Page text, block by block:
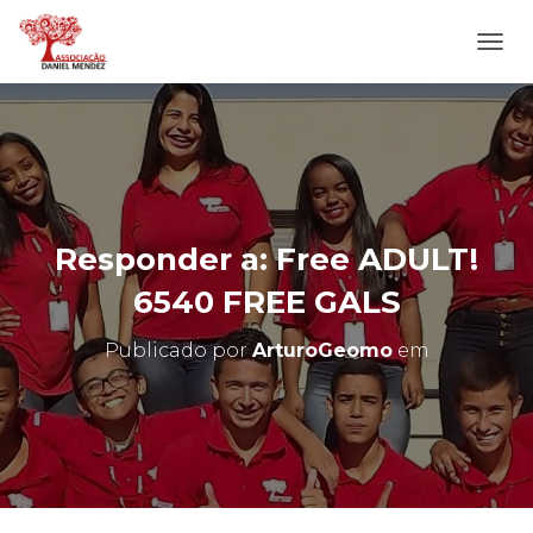
L
T
E
R
N
A
N
A
E
G
O
Responder a: Free ADULT!
6540 FREE GALS
Publicado porArturoGeomoem